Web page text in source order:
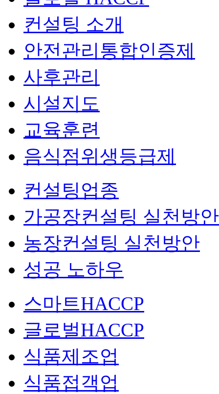
컨설팅 소개
안전관리통합인증제
사후관리
시설지도
교육훈련
음식점위생등급제
컨설팅업종
가공장컨설팅 실천방안
농장컨설팅 실천방안
성공 노하우
스마트HACCP
글로벌HACCP
식품제조업
식품접객업